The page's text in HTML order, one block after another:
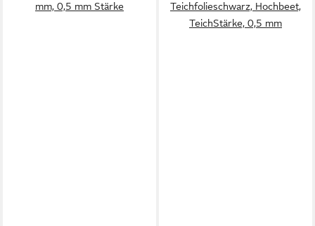
mm, 0,5 mm Stärke
Teichfolieschwarz, Hochbeet,
TeichStärke, 0,5 mm